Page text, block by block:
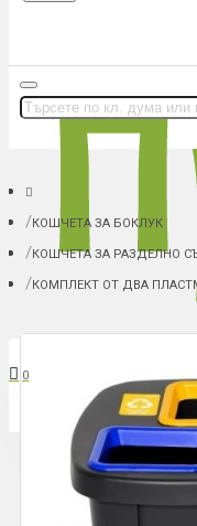
0
Количката ви е
КОШЧЕТА ЗА БОКЛУК
КОШЧЕТА ЗА РАЗДЕЛНО
КОМПЛЕКТ ОТ ДВА